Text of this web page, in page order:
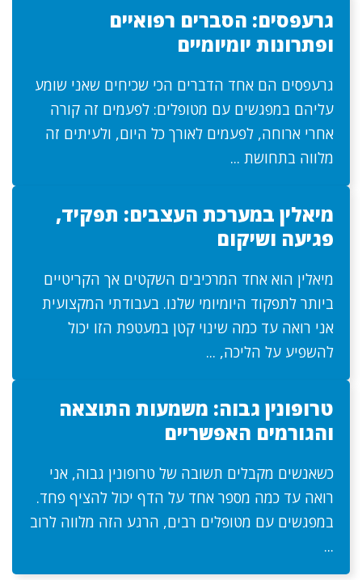
גרעפסים: הסברים רפואיים
ופתרונות יומיומיים
גרעפסים הם אחד הדברים הכי שכיחים שאני שומע
עליהם במפגשים עם מטופלים: לפעמים זה קורה
אחרי ארוחה, לפעמים לאורך כל היום, ולעיתים זה
מלווה בתחושת ...
מיאלין במערכת העצבים: תפקיד,
פגיעה ושיקום
מיאלין הוא אחד המרכיבים השקטים אך הקריטיים
ביותר לתפקוד היומיומי שלנו. בעבודתי המקצועית
אני רואה עד כמה שינוי קטן במעטפת הזו יכול
להשפיע על הליכה, ...
טרופונין גבוה: משמעות התוצאה
והגורמים האפשריים
כשאנשים מקבלים תשובה של טרופונין גבוה, אני
רואה עד כמה מספר אחד על הדף יכול להציף פחד.
במפגשים עם מטופלים רבים, הרגע הזה מלווה לרוב
...